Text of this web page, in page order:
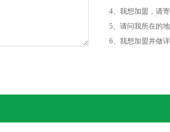
4、我想加盟，请
5、请问我所在的
6、我想加盟并做